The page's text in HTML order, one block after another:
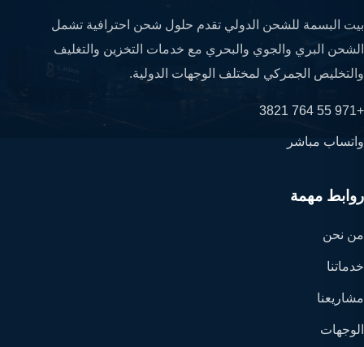
بيت البسمة للشحن الدولي تقدم حلول شحن احترافية تشمل
الشحن البري والجوي والبحري مع خدمات التخزين والتغليف
والتخليص الجمركي لمختلف الوجهات الدولية.
+971 55 764 3821
واتساب مباشر
روابط مهمة
من نحن
خدماتنا
مشاريعنا
الوجهات